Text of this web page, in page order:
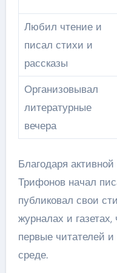
Любил чтение и
писал стихи и
рассказы
Организовывал
литературные
вечера
Благодаря
Трифонов начал
публиковал свои
журналах и
первые читателей
среде.